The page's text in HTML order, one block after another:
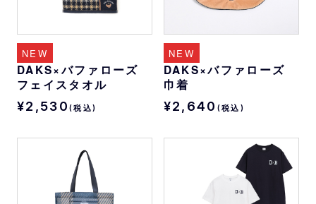
NEW
DAKS×バファローズ
フェイスタオル
¥2,530 (税込)
NEW
DAKS×バファローズ
巾着
¥2,640 (税込)